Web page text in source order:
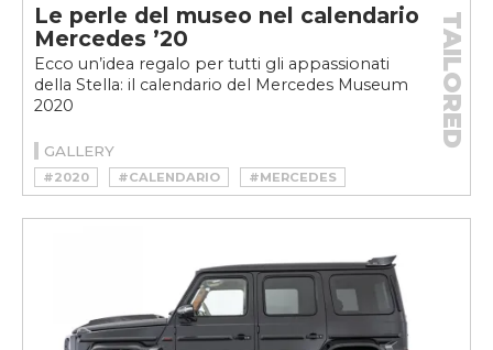
Le perle del museo nel calendario
Mercedes ’20
Ecco un’idea regalo per tutti gli appassionati
della Stella: il calendario del Mercedes Museum
2020
TAILORED
GALLERY
#2020 #CALENDARIO
#MERCEDES
#MERCEDES MUSEUM
#VINTAGE